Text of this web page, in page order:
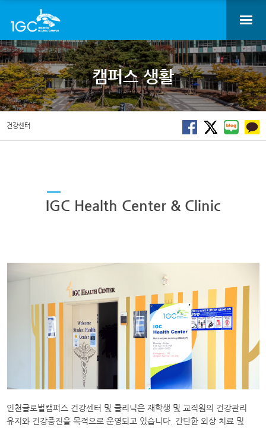
캠퍼스 생활
건강센터
IGC Health Center & Clinic
인천글로벌캠퍼스 건강센터 및 클리닉은 재학생 및 교직원의 건강관리
유지와 건강증진을 목적으로 운영되고 있습니다. 간단한 외상 치료 및